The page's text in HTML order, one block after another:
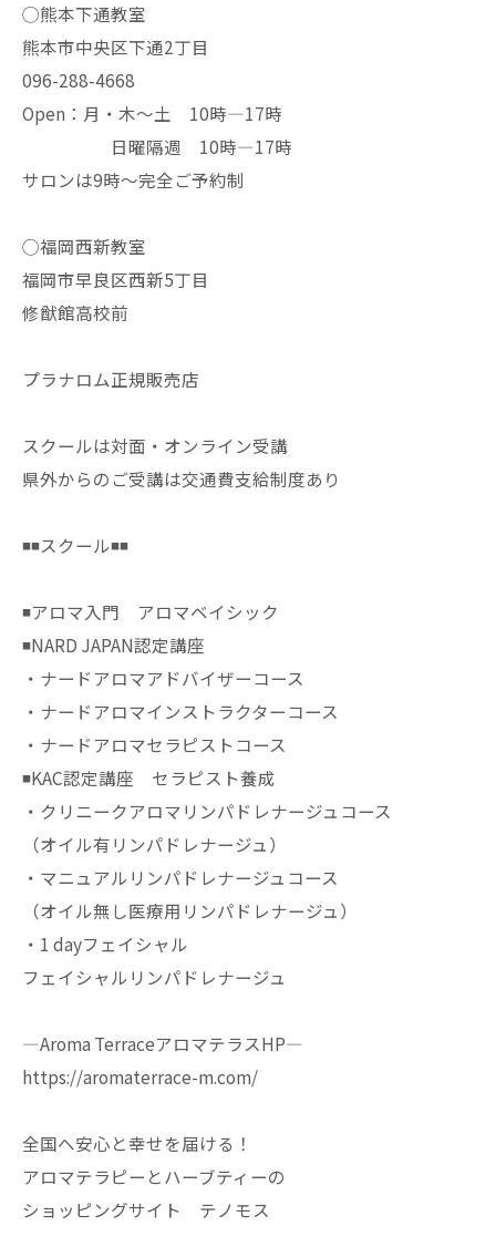
◯熊本下通教室
熊本市中央区下通2丁目
096-288-4668
Open：月・木〜土 10時—17時
日曜隔週 10時—17時
サロンは9時〜完全ご予約制
◯福岡西新教室
福岡市早良区西新5丁目
修猷館高校前
プラナロム正規販売店
スクールは対面・オンライン受講
県外からのご受講は交通費支給制度あり
◾️◾️スクール◾️◾️
◾️アロマ入門 アロマベイシック
◾️NARD JAPAN認定講座
・ナードアロマアドバイザーコース
・ナードアロマインストラクターコース
・ナードアロマセラピストコース
◾️KAC認定講座 セラピスト養成
・クリニークアロマリンパドレナージュコース
（オイル有リンパドレナージュ）
・マニュアルリンパドレナージュコース
（オイル無し医療用リンパドレナージュ）
・1 dayフェイシャル
フェイシャルリンパドレナージュ
—Aroma TerraceアロマテラスHP—
https://aromaterrace-m.com/
全国へ安心と幸せを届ける！
アロマテラピーとハーブティーの
ショッピングサイト テノモス